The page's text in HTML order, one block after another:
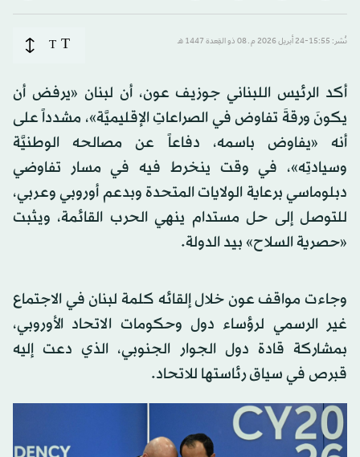
نُشر: 15:55-24 أبريل 2026 م ـ 08 ذو القِعدة 1447 هـ T
T
أكد الرئيس اللبناني جوزيف عون، أن لبنان «يرفض أن
يكونَ ورقةَ تفاوض في الصراعاتِ الإقليميَّة»، مشدداً على
أنه «يفاوض باسمه، دفاعاً عن مصالحه الوطنيَّة
وسيادتِه»، في وقت ينخرط فيه في مسار تفاوضي
دبلوماسي برعاية الولايات المتحدة وبدعم أوروبي وعربي،
للتوصل إلى حل مستدام ينهي الحرب القائمة، ويثبت
«حصرية السلاح» بيد الدولة.
وجاءت مواقف عون خلال إلقائه كلمة لبنان في الاجتماع
غير الرسمي لرؤساء دول وحكومات الاتحاد الأوروبي،
بمشاركة قادة دول الجوار الجنوبي، الذي دعت إليه
قبرص في سياق رئاستها للاتحاد.